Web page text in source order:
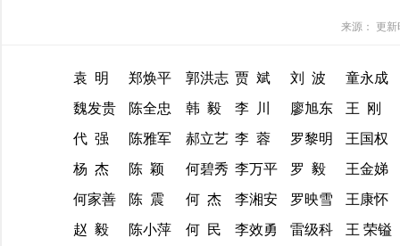
来源： 更新
袁 明 郑焕平 郭洪志 贾 斌 刘 波
童永成
魏发贵
陈全忠 韩 毅 李 川 廖旭东
王 刚
代 强
陈雅军 郝立艺 李 蓉 罗黎明
王国权
杨 杰
陈 颖 何碧秀 李万平 罗 毅
王金娣
何家善
陈 震 何 杰 李湘安 罗映雪
王康怀
赵 毅
陈小萍 何 民 李效勇 雷级科
王 荣镒